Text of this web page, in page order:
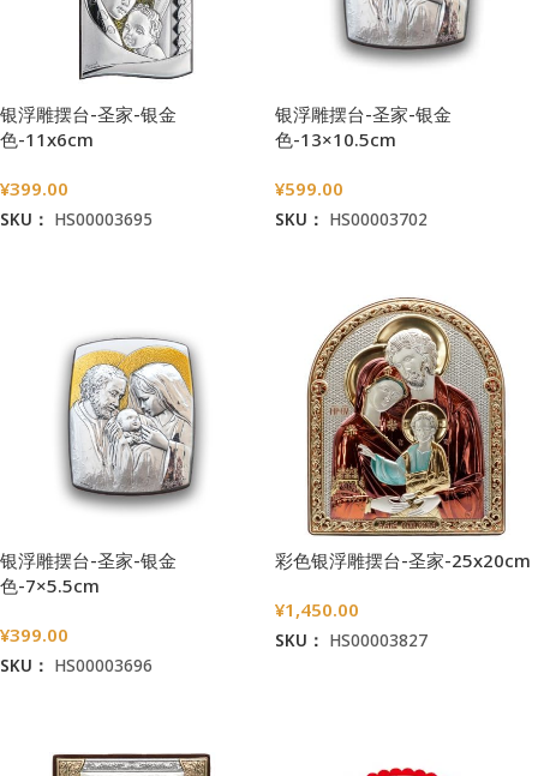
银浮雕摆台-圣家-银金
色-11x6cm
¥399.00
SKU： HS00003695
银浮雕摆台-圣家-银金
色-13×10.5cm
¥599.00
SKU： HS00003702
银浮雕摆台-圣家-银金
色-7×5.5cm
¥399.00
SKU： HS00003696
彩色银浮雕摆台-圣家-25x20cm
¥1,450.00
SKU： HS00003827